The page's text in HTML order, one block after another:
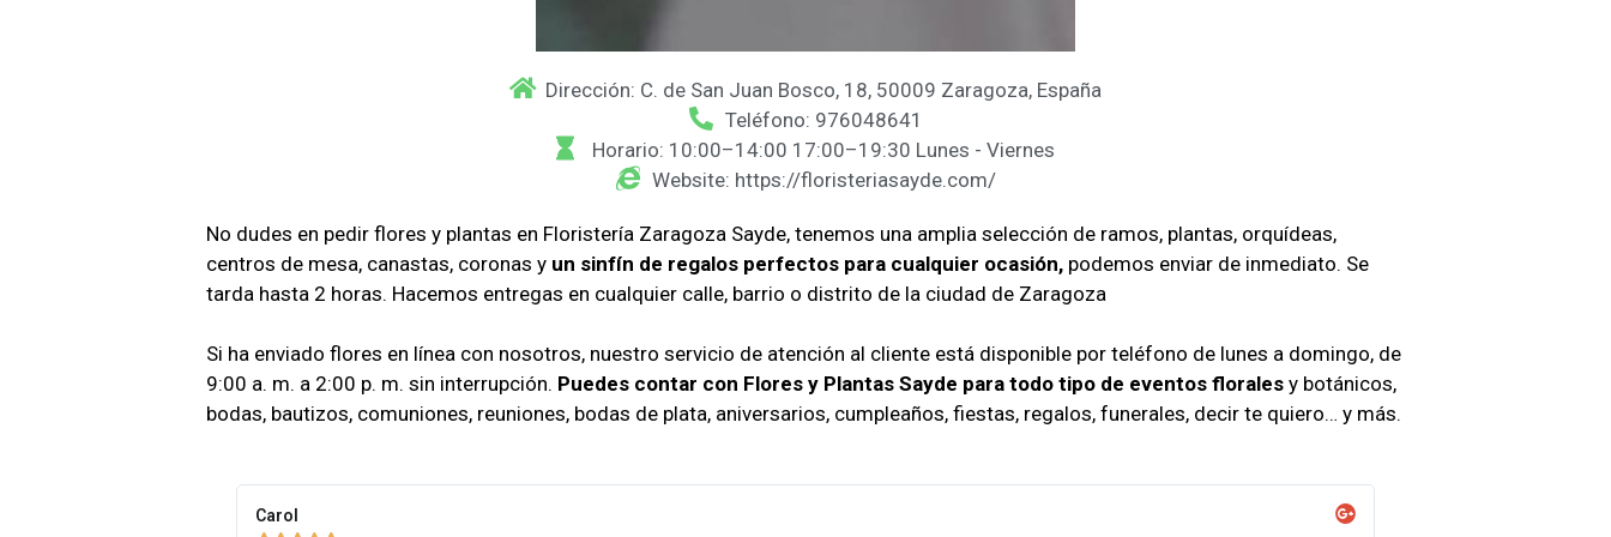
Dirección: C. de San Juan Bosco, 18, 50009 Zaragoza, España
Teléfono: 976048641
Horario: 10:00–14:00 17:00–19:30 Lunes - Viernes
Website: https://floristeriasayde.com/
No dudes en pedir flores y plantas en Floristería Zaragoza Sayde, tenemos una amplia selección de ramos, plantas, orquídeas,
centros de mesa, canastas, coronas y un sinfín de regalos perfectos para cualquier ocasión, podemos enviar de inmediato. Se
tarda hasta 2 horas. Hacemos entregas en cualquier calle, barrio o distrito de la ciudad de Zaragoza
Si ha enviado flores en línea con nosotros, nuestro servicio de atención al cliente está disponible por teléfono de lunes a domingo, de
9:00 a. m. a 2:00 p. m. sin interrupción. Puedes contar con Flores y Plantas Sayde para todo tipo de eventos florales y botánicos,
bodas, bautizos, comuniones, reuniones, bodas de plata, aniversarios, cumpleaños, fiestas, regalos, funerales, decir te quiero… y más.
Carol